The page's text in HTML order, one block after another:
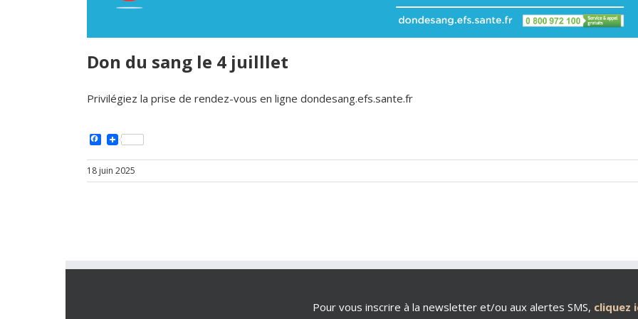
Don du sang le 4 juilllet
Privilégiez la prise de rendez-vous en ligne dondesang.efs.sante.fr
Facebook
18 juin 2025
Pour vous inscrire à la newsletter et/ou aux alertes SMS, cliquez